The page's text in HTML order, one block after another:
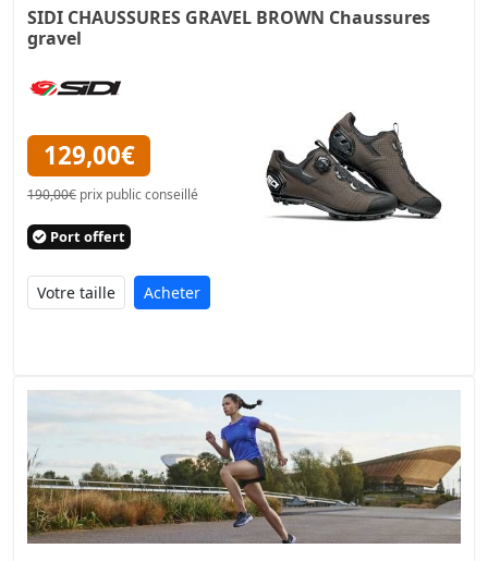
SIDI CHAUSSURES GRAVEL BROWN Chaussures
gravel
129,00€
190,00€ prix public conseillé
Port offert
Acheter